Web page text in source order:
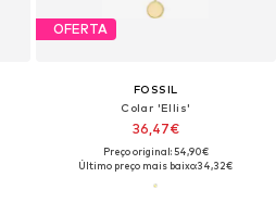
OFERTA
FOSSIL
Colar 'Ellis'
36,47€
Preço original: 54,90€
Último preço mais baixo:34,32€